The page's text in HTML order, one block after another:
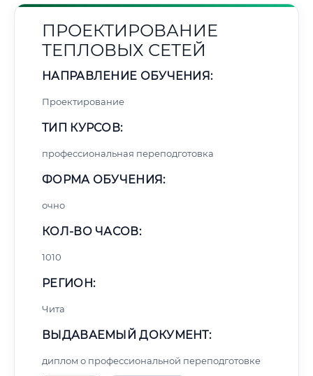
ПРОЕКТИРОВАНИЕ
ТЕПЛОВЫХ СЕТЕЙ
НАПРАВЛЕНИЕ ОБУЧЕНИЯ:
Проектирование
ТИП КУРСОВ:
профессиональная переподготовка
ФОРМА ОБУЧЕНИЯ:
очно
КОЛ-ВО ЧАСОВ:
1010
РЕГИОН:
Чита
ВЫДАВАЕМЫЙ ДОКУМЕНТ:
диплом о профессиональной переподготовке